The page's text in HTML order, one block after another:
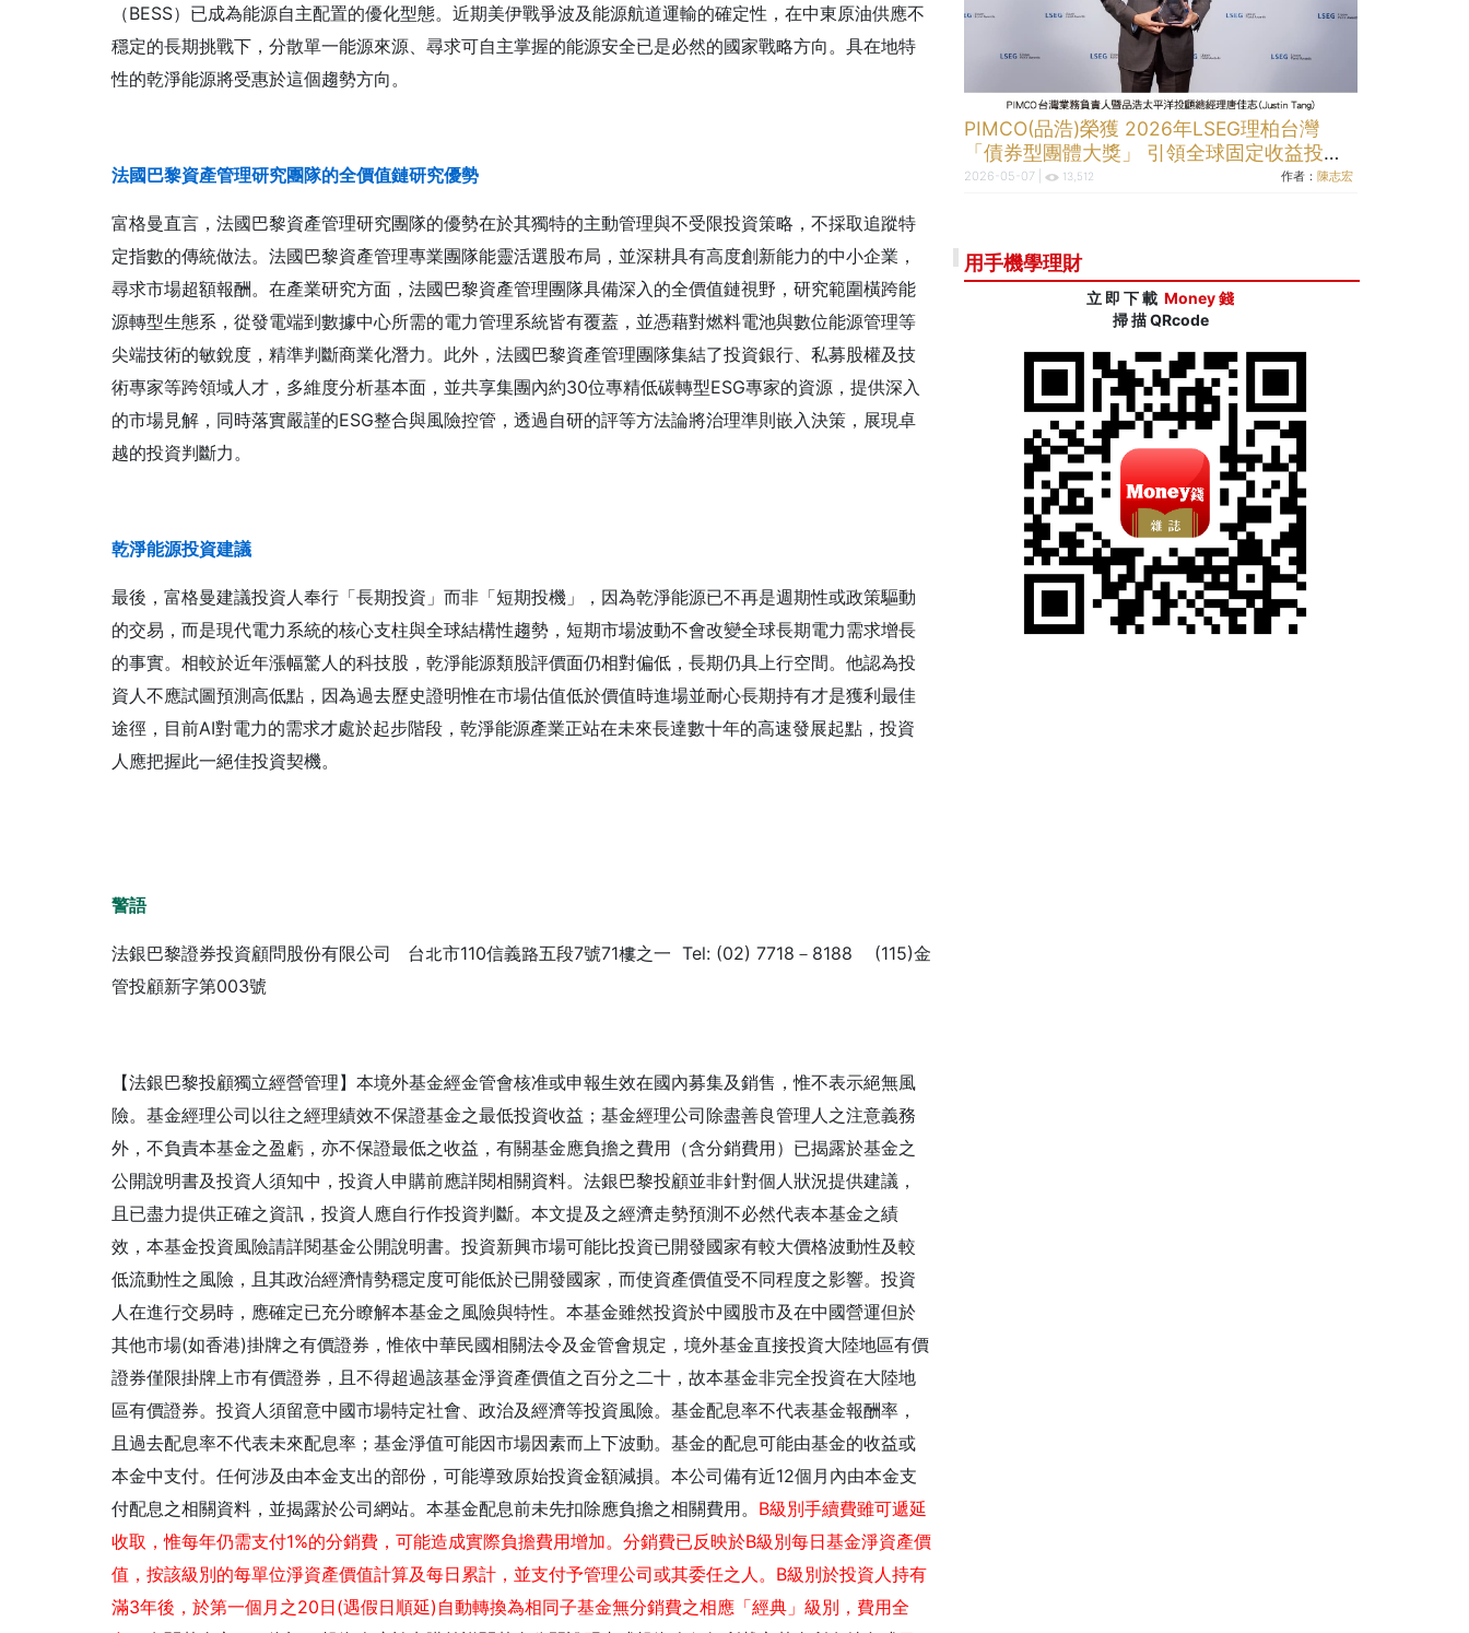
（BESS）已成為能源自主配置的優化型態。近期美伊戰爭波及能源航道運輸的確定性，在中東原油供應不
穩定的長期挑戰下，分散單一能源來源、尋求可自主掌握的能源安全已是必然的國家戰略方向。具在地特
性的乾淨能源將受惠於這個趨勢方向。
法國巴黎資產管理研究團隊的全價值鏈研究優勢
富格曼直言，法國巴黎資產管理研究團隊的優勢在於其獨特的主動管理與不受限投資策略，不採取追蹤特
定指數的傳統做法。法國巴黎資產管理專業團隊能靈活選股布局，並深耕具有高度創新能力的中小企業，
尋求市場超額報酬。在產業研究方面，法國巴黎資產管理團隊具備深入的全價值鏈視野，研究範圍橫跨能
源轉型生態系，從發電端到數據中心所需的電力管理系統皆有覆蓋，並憑藉對燃料電池與數位能源管理等
尖端技術的敏銳度，精準判斷商業化潛力。此外，法國巴黎資產管理團隊集結了投資銀行、私募股權及技
術專家等跨領域人才，多維度分析基本面，並共享集團內約30位專精低碳轉型ESG專家的資源，提供深入
的市場見解，同時落實嚴謹的ESG整合與風險控管，透過自研的評等方法論將治理準則嵌入決策，展現卓
越的投資判斷力。
乾淨能源投資建議
最後，富格曼建議投資人奉行「長期投資」而非「短期投機」，因為乾淨能源已不再是週期性或政策驅動
的交易，而是現代電力系統的核心支柱與全球結構性趨勢，短期市場波動不會改變全球長期電力需求增長
的事實。相較於近年漲幅驚人的科技股，乾淨能源類股評價面仍相對偏低，長期仍具上行空間。他認為投
資人不應試圖預測高低點，因為過去歷史證明惟在市場估值低於價值時進場並耐心長期持有才是獲利最佳
途徑，目前AI對電力的需求才處於起步階段，乾淨能源產業正站在未來長達數十年的高速發展起點，投資
人應把握此一絕佳投資契機。
警語
法銀巴黎證券投資顧問股份有限公司 台北市110信義路五段7號71樓之一 Tel: (02) 7718－8188 (115)金
管投顧新字第003號
【法銀巴黎投顧獨立經營管理】本境外基金經金管會核准或申報生效在國內募集及銷售，惟不表示絕無風
險。基金經理公司以往之經理績效不保證基金之最低投資收益；基金經理公司除盡善良管理人之注意義務
外，不負責本基金之盈虧，亦不保證最低之收益，有關基金應負擔之費用（含分銷費用）已揭露於基金之
公開說明書及投資人須知中，投資人申購前應詳閱相關資料。法銀巴黎投顧並非針對個人狀況提供建議，
且已盡力提供正確之資訊，投資人應自行作投資判斷。本文提及之經濟走勢預測不必然代表本基金之績
效，本基金投資風險請詳閱基金公開說明書。投資新興市場可能比投資已開發國家有較大價格波動性及較
低流動性之風險，且其政治經濟情勢穩定度可能低於已開發國家，而使資產價值受不同程度之影響。投資
人在進行交易時，應確定已充分瞭解本基金之風險與特性。本基金雖然投資於中國股市及在中國營運但於
其他市場(如香港)掛牌之有價證券，惟依中華民國相關法令及金管會規定，境外基金直接投資大陸地區有價
證券僅限掛牌上市有價證券，且不得超過該基金淨資產價值之百分之二十，故本基金非完全投資在大陸地
區有價證券。投資人須留意中國市場特定社會、政治及經濟等投資風險。基金配息率不代表基金報酬率，
且過去配息率不代表未來配息率；基金淨值可能因市場因素而上下波動。基金的配息可能由基金的收益或
本金中支付。任何涉及由本金支出的部份，可能導致原始投資金額減損。本公司備有近12個月內由本金支
付配息之相關資料，並揭露於公司網站。本基金配息前未先扣除應負擔之相關費用。 B級別手續費雖可遞延
收取，惟每年仍需支付1%的分銷費，可能造成實際負擔費用增加。分銷費已反映於B級別每日基金淨資產價
值，按該級別的每單位淨資產價值計算及每日累計，並支付予管理公司或其委任之人。B級別於投資人持有
滿3年後，於第一個月之20日(遇假日順延)自動轉換為相同子基金無分銷費之相應「經典」級別，費用全
PIMCO(品浩)榮獲 2026年LSEG理柏台灣
「債券型團體大獎」 引領全球固定收益投資
逾半世紀的投資實力
2026-05-07 | 13,512 作者：陳志宏
用手機學理財
立 即 下 載 Money 錢
掃 描 QRcode